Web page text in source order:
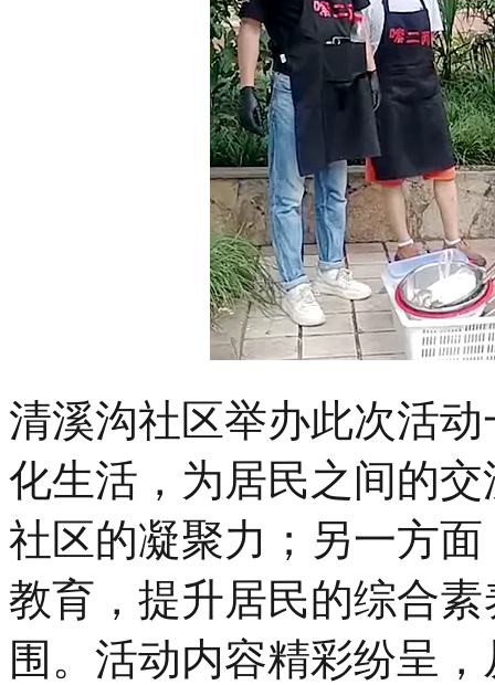
清溪沟社区举办此次活
化生活，为居民之间的
社区的凝聚力；另一方
教育，提升居民的综合
围。活动内容精彩纷呈